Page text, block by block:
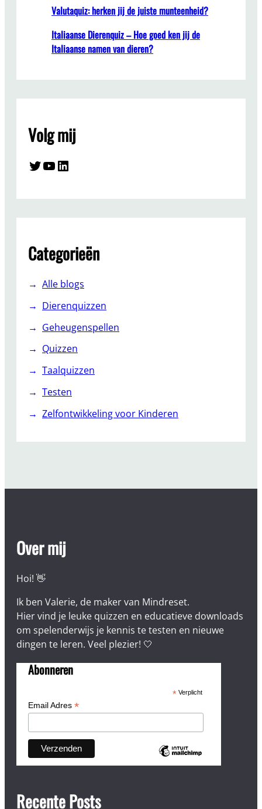
Valutaquiz: herken jij de juiste munteenheid?
Italiaanse Dierenquiz – Hoe goed ken jij de
Italiaanse namen van dieren?
Volg mij
Twitter YouTube LinkedIn
Categorieën
Alle blogs
Dierenquizzen
Geheugenspellen
Quizzen
Taalquizzen
Testen
Zelfontwikkeling voor Kinderen
Over mij
Hoi! 👋
Ik ben Valerie, de maker van Mindreset.
Hier vind je leuke quizzen en educatieve downloads
om spelenderwijs je kennis te testen en nieuwe
dingen te leren. Veel plezier! 🤍
Abonneren
*Verplicht
Email Adres *
Recente Posts